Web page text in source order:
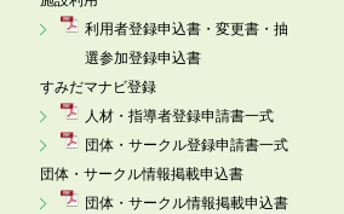
利用者登録申込書・変更書・抽
選参加登録申込書
すみだマナビ登録
人材・指導者登録申請書一式
団体・サークル登録申請書一式
団体・サークル情報掲載申込書
団体・サークル情報掲載申込書